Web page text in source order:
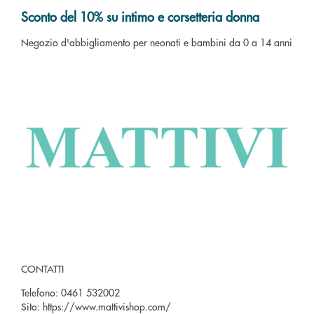
Sconto del 10% su intimo e corsetteria donna
Negozio d'abbigliamento per neonati e bambini da 0 a 14 anni
CONTATTI
Telefono: 0461 532002
Sito: https://www.mattivishop.com/